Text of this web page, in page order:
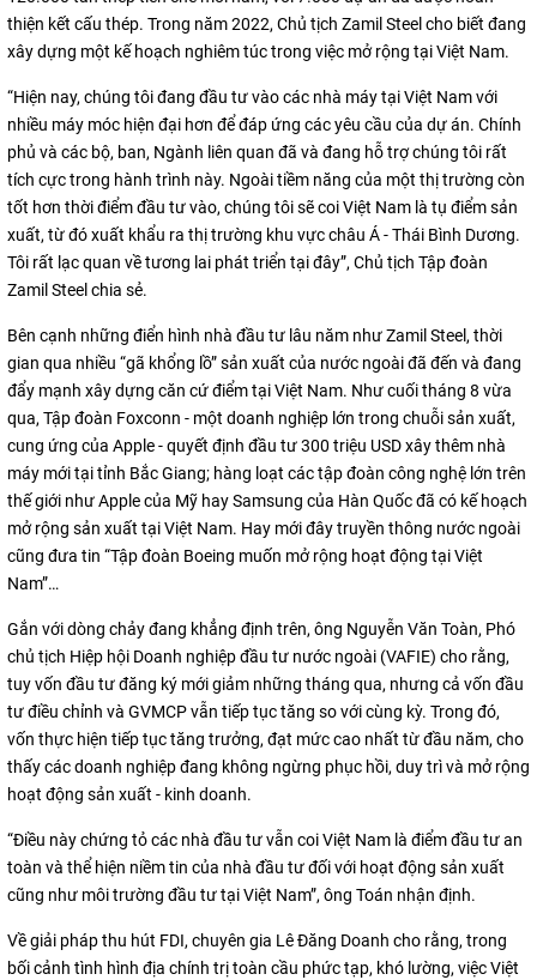
thiện kết cấu thép. Trong năm 2022, Chủ tịch Zamil Steel cho biết đang
xây dựng một kế hoạch nghiêm túc trong việc mở rộng tại Việt Nam.
“Hiện nay, chúng tôi đang đầu tư vào các nhà máy tại Việt Nam với
nhiều máy móc hiện đại hơn để đáp ứng các yêu cầu của dự án. Chính
phủ và các bộ, ban, Ngành liên quan đã và đang hỗ trợ chúng tôi rất
tích cực trong hành trình này. Ngoài tiềm năng của một thị trường còn
tốt hơn thời điểm đầu tư vào, chúng tôi sẽ coi Việt Nam là tụ điểm sản
xuất, từ đó xuất khẩu ra thị trường khu vực châu Á - Thái Bình Dương.
Tôi rất lạc quan về tương lai phát triển tại đây”, Chủ tịch Tập đoàn
Zamil Steel chia sẻ.
Bên cạnh những điển hình nhà đầu tư lâu năm như Zamil Steel, thời
gian qua nhiều “gã khổng lồ” sản xuất của nước ngoài đã đến và đang
đẩy mạnh xây dựng căn cứ điểm tại Việt Nam. Như cuối tháng 8 vừa
qua, Tập đoàn Foxconn - một doanh nghiệp lớn trong chuỗi sản xuất,
cung ứng của Apple - quyết định đầu tư 300 triệu USD xây thêm nhà
máy mới tại tỉnh Bắc Giang; hàng loạt các tập đoàn công nghệ lớn trên
thế giới như Apple của Mỹ hay Samsung của Hàn Quốc đã có kế hoạch
mở rộng sản xuất tại Việt Nam. Hay mới đây truyền thông nước ngoài
cũng đưa tin “Tập đoàn Boeing muốn mở rộng hoạt động tại Việt
Nam”…
Gắn với dòng chảy đang khẳng định trên, ông Nguyễn Văn Toàn, Phó
chủ tịch Hiệp hội Doanh nghiệp đầu tư nước ngoài (VAFIE) cho rằng,
tuy vốn đầu tư đăng ký mới giảm những tháng qua, nhưng cả vốn đầu
tư điều chỉnh và GVMCP vẫn tiếp tục tăng so với cùng kỳ. Trong đó,
vốn thực hiện tiếp tục tăng trưởng, đạt mức cao nhất từ đầu năm, cho
thấy các doanh nghiệp đang không ngừng phục hồi, duy trì và mở rộng
hoạt động sản xuất - kinh doanh.
“Điều này chứng tỏ các nhà đầu tư vẫn coi Việt Nam là điểm đầu tư an
toàn và thể hiện niềm tin của nhà đầu tư đối với hoạt động sản xuất
cũng như môi trường đầu tư tại Việt Nam”, ông Toán nhận định.
Về giải pháp thu hút FDI, chuyên gia Lê Đăng Doanh cho rằng, trong
bối cảnh tình hình địa chính trị toàn cầu phức tạp, khó lường, việc Việt